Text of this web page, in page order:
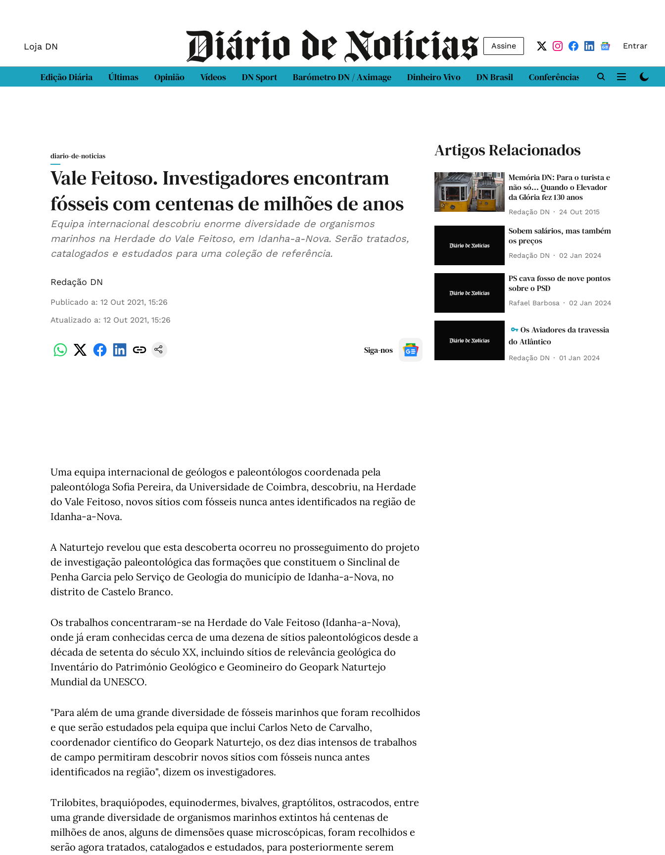
Loja DN Assine Entrar
Edição Diária Últimas Opinião Vídeos DN Sport Barómetro DN / Aximage Dinheiro Vivo DN Brasil Conferências DN LAB
diario-de-noticias
Vale Feitoso. Investigadores encontram
fósseis com centenas de milhões de anos
Equipa internacional descobriu enorme diversidade de organismos
marinhos na Herdade do Vale Feitoso, em Idanha-a-Nova. Serão tratados,
catalogados e estudados para uma coleção de referência.
Redação DN
Publicado a: 12 Out 2021, 15:26
Atualizado a: 12 Out 2021, 15:26
Siga-nos
Uma equipa internacional de geólogos e paleontólogos coordenada pela
paleontóloga Sofia Pereira, da Universidade de Coimbra, descobriu, na Herdade
do Vale Feitoso, novos sítios com fósseis nunca antes identificados na região de
Idanha-a-Nova.
A Naturtejo revelou que esta descoberta ocorreu no prosseguimento do projeto
de investigação paleontológica das formações que constituem o Sinclinal de
Penha Garcia pelo Serviço de Geologia do município de Idanha-a-Nova, no
distrito de Castelo Branco.
Os trabalhos concentraram-se na Herdade do Vale Feitoso (Idanha-a-Nova),
onde já eram conhecidas cerca de uma dezena de sítios paleontológicos desde a
década de setenta do século XX, incluindo sítios de relevância geológica do
Inventário do Património Geológico e Geomineiro do Geopark Naturtejo
Mundial da UNESCO.
"Para além de uma grande diversidade de fósseis marinhos que foram recolhidos
e que serão estudados pela equipa que inclui Carlos Neto de Carvalho,
coordenador científico do Geopark Naturtejo, os dez dias intensos de trabalhos
de campo permitiram descobrir novos sítios com fósseis nunca antes
identificados na região", dizem os investigadores.
Trilobites, braquiópodes, equinodermes, bivalves, graptólitos, ostracodos, entre
uma grande diversidade de organismos marinhos extintos há centenas de
milhões de anos, alguns de dimensões quase microscópicas, foram recolhidos e
serão agora tratados, catalogados e estudados, para posteriormente serem
Artigos Relacionados
Memória DN: Para o turista e
não só... Quando o Elevador
da Glória fez 130 anos
Redação DN 24 Out 2015
Sobem salários, mas também
os preços
Redação DN 02 Jan 2024
PS cava fosso de nove pontos
sobre o PSD
Rafael Barbosa 02 Jan 2024
Os Aviadores da travessia
do Atlântico
Redação DN 01 Jan 2024